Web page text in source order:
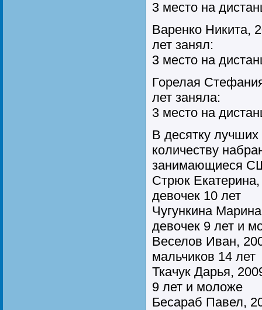
3 место на
Варенко Никита,
лет занял:
3 место на
Горелая
лет заняла:
3 место на
В десятку
количеству
занимающиеся
Стрюк Екатерина,
девочек 10 лет
Чугункина
девочек 9 лет и
Веселов Иван,
мальчиков 14 лет
Ткачук Дарья,
9 лет и моложе
Бесараб Павел,